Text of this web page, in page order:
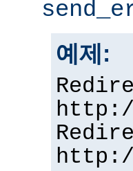
예제:
http://